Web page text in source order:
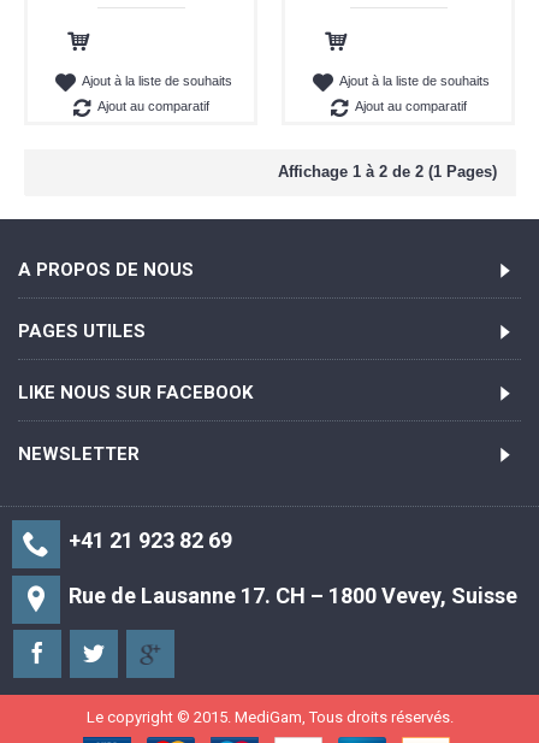
Ajout à la liste de souhaits
Ajout au comparatif
Ajout à la liste de souhaits
Ajout au comparatif
Affichage 1 à 2 de 2 (1 Pages)
A PROPOS DE NOUS
PAGES UTILES
LIKE NOUS SUR FACEBOOK
NEWSLETTER
+41 21 923 82 69
Rue de Lausanne 17. CH – 1800 Vevey, Suisse
Le copyright © 2015. MediGam, Tous droits réservés.